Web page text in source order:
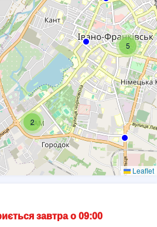
партнерів у сфері
аптеки нашого сайту-
2
5
Leaflet
завтра о 09:00